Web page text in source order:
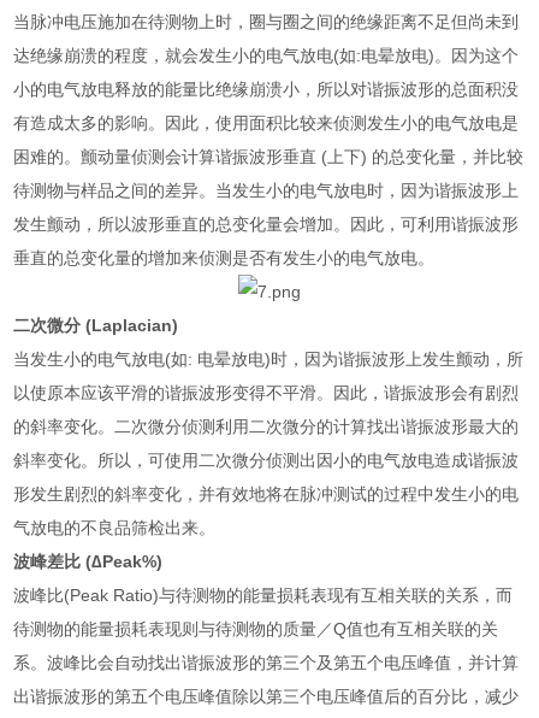
当脉冲电压施加在待测物上时，圈与圈之间的绝缘距离不足但尚未到
达绝缘崩溃的程度，就会发生小的电气放电(如:电晕放电)。因为这个
小的电气放电释放的能量比绝缘崩溃小，所以对谐振波形的总面积没
有造成太多的影响。因此，使用面积比较来侦测发生小的电气放电是
困难的。颤动量侦测会计算谐振波形垂直 ( 上下) 的总变化量，并比较
待测物与样品之间的差异。当发生小的电气放电时，因为谐振波形上
发生颤动，所以波形垂直的总变化量会增加。因此，可利用谐振波形
垂直的总变化量的增加来侦测是否有发生小的电气放电。
二次微分 (Laplacian)
当发生小的电气放电(如: 电晕放电)时，因为谐振波形上发生颤动，所
以使原本应该平滑的谐振波形变得不平滑。因此，谐振波形会有剧烈
的斜率变化。二次微分侦测利用二次微分的计算找出谐振波形最大的
斜率变化。所以，可使用二次微分侦测出因小的电气放电造成谐振波
形发生剧烈的斜率变化，并有效地将在脉冲测试的过程中发生小的电
气放电的不良品筛检出来。
波峰差比 (∆Peak%)
波峰比(Peak Ratio)与待测物的能量损耗表现有互相关联的关系，而
待测物的能量损耗表现则与待测物的质量／Q值也有互相关联的关
系。波峰比会自动找出谐振波形的第三个及第五个电压峰值，并计算
出谐振波形的第五个电压峰值除以第三个电压峰值后的百分比，减少